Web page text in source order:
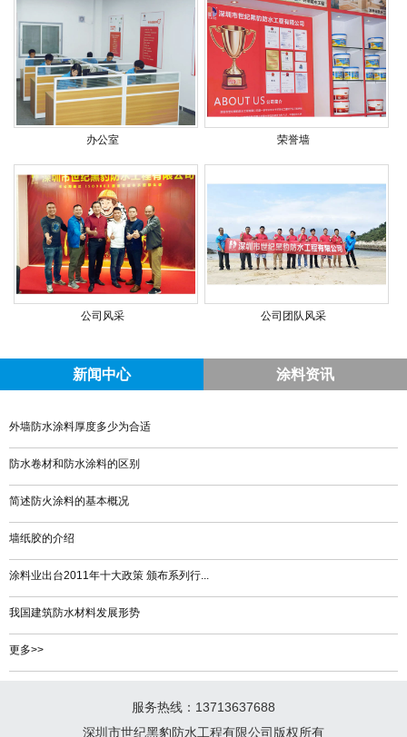
办公室 荣誉墙
公司风采 公司团队风采
新闻中心 涂料资讯
外墙防水涂料厚度多少为合适
防水卷材和防水涂料的区别
简述防火涂料的基本概况
墙纸胶的介绍
涂料业出台2011年十大政策 颁布系列行...
我国建筑防水材料发展形势
更多>>
服务热线：13713637688
深圳市世纪黑豹防水工程有限公司版权所有